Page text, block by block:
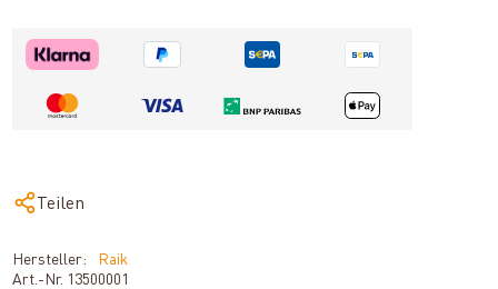
Teilen
Hersteller:
Raik
Art.-Nr. 13500001